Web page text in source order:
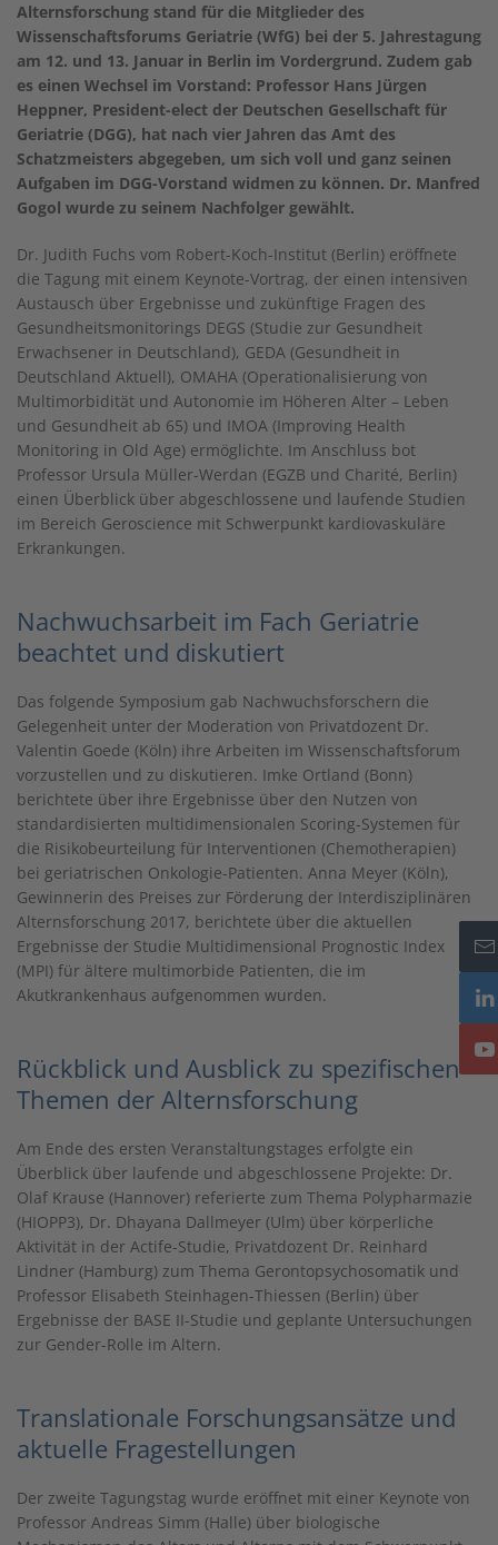
Alternsforschung stand für die Mitglieder des
Wissenschaftsforums Geriatrie (WfG) bei der 5. Jahrestagung
am 12. und 13. Januar in Berlin im Vordergrund. Zudem gab
es einen Wechsel im Vorstand: Professor Hans Jürgen
Heppner, President-elect der Deutschen Gesellschaft für
Geriatrie (DGG), hat nach vier Jahren das Amt des
Schatzmeisters abgegeben, um sich voll und ganz seinen
Aufgaben im DGG-Vorstand widmen zu können. Dr. Manfred
Gogol wurde zu seinem Nachfolger gewählt.
Dr. Judith Fuchs vom Robert-Koch-Institut (Berlin) eröffnete
die Tagung mit einem Keynote-Vortrag, der einen intensiven
Austausch über Ergebnisse und zukünftige Fragen des
Gesundheitsmonitorings DEGS (Studie zur Gesundheit
Erwachsener in Deutschland), GEDA (Gesundheit in
Deutschland Aktuell), OMAHA (Operationalisierung von
Multimorbidität und Autonomie im Höheren Alter – Leben
und Gesundheit ab 65) und IMOA (Improving Health
Monitoring in Old Age) ermöglichte. Im Anschluss bot
Professor Ursula Müller-Werdan (EGZB und Charité, Berlin)
einen Überblick über abgeschlossene und laufende Studien
im Bereich Geroscience mit Schwerpunkt kardiovaskuläre
Erkrankungen.
Nachwuchsarbeit im Fach Geriatrie
beachtet und diskutiert
Das folgende Symposium gab Nachwuchsforschern die
Gelegenheit unter der Moderation von Privatdozent Dr.
Valentin Goede (Köln) ihre Arbeiten im Wissenschaftsforum
vorzustellen und zu diskutieren. Imke Ortland (Bonn)
berichtete über ihre Ergebnisse über den Nutzen von
standardisierten multidimensionalen Scoring-Systemen für
die Risikobeurteilung für Interventionen (Chemotherapien)
bei geriatrischen Onkologie-Patienten. Anna Meyer (Köln),
Gewinnerin des Preises zur Förderung der Interdisziplinären
Alternsforschung 2017, berichtete über die aktuellen
Ergebnisse der Studie Multidimensional Prognostic Index
(MPI) für ältere multimorbide Patienten, die im
Akutkrankenhaus aufgenommen wurden.
Rückblick und Ausblick zu spezifischen
Themen der Alternsforschung
Am Ende des ersten Veranstaltungstages erfolgte ein
Überblick über laufende und abgeschlossene Projekte: Dr.
Olaf Krause (Hannover) referierte zum Thema Polypharmazie
(HIOPP3), Dr. Dhayana Dallmeyer (Ulm) über körperliche
Aktivität in der Actife-Studie, Privatdozent Dr. Reinhard
Lindner (Hamburg) zum Thema Gerontopsychosomatik und
Professor Elisabeth Steinhagen-Thiessen (Berlin) über
Ergebnisse der BASE II-Studie und geplante Untersuchungen
zur Gender-Rolle im Altern.
Translationale Forschungsansätze und
aktuelle Fragestellungen
Der zweite Tagungstag wurde eröffnet mit einer Keynote von
Professor Andreas Simm (Halle) über biologische